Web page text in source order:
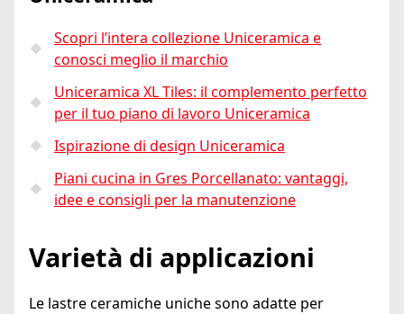
Scopri l’intera collezione Uniceramica e
conosci meglio il marchio
Uniceramica XL Tiles: il complemento perfetto
per il tuo piano di lavoro Uniceramica
Ispirazione di design Uniceramica
Piani cucina in Gres Porcellanato: vantaggi,
idee e consigli per la manutenzione
Varietà di applicazioni
Le lastre ceramiche uniche sono adatte per